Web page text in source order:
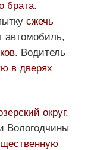
брата.
сжечь
автомобиль,
. Водитель
в дверях
округ.
Вологодчины